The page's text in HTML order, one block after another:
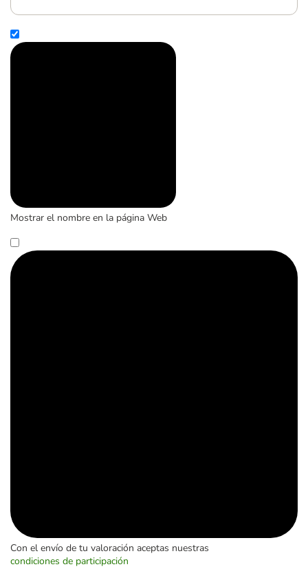
Mostrar el nombre en la página Web
Con el envío de tu valoración aceptas nuestras
condiciones de participación